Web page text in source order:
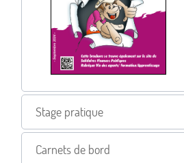
Stage pratique
Carnets de bord